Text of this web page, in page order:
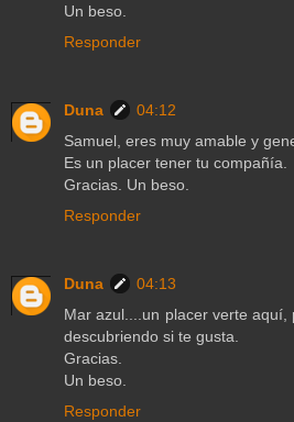
Un beso.
Responder
Duna
04:12
Samuel, eres muy amable y
Es un placer tener tu compañía.
Gracias. Un beso.
Responder
Duna
04:13
Mar azul....un placer verte
descubriendo si te gusta.
Gracias.
Un beso.
Responder